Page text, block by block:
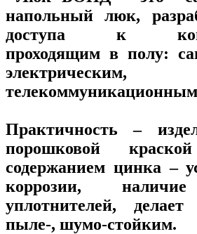
напольный люк,
доступа к
проходящим в полу:
электрическим,
Практичность –
порошковой
содержанием цинка –
коррозии,
уплотнителей,
пыле-, шумо-стойким.